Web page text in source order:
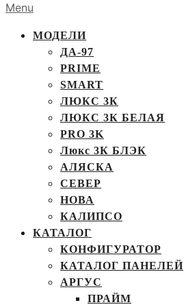
Menu
МОДЕЛИ
ДА-97
PRIME
SMART
ЛЮКС 3К
ЛЮКС 3К БЕЛАЯ
PRO 3K
Люкс 3К БЛЭК
АЛЯСКА
СЕВЕР
НОВА
КАЛИПСО
КАТАЛОГ
КОНФИГУРАТОР
КАТАЛОГ ПАНЕЛЕЙ
АРГУС
ПРАЙМ